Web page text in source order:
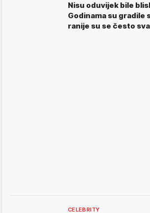
Nisu oduvijek bile
Godinama su gradile
ranije su se često
CELEBRITY